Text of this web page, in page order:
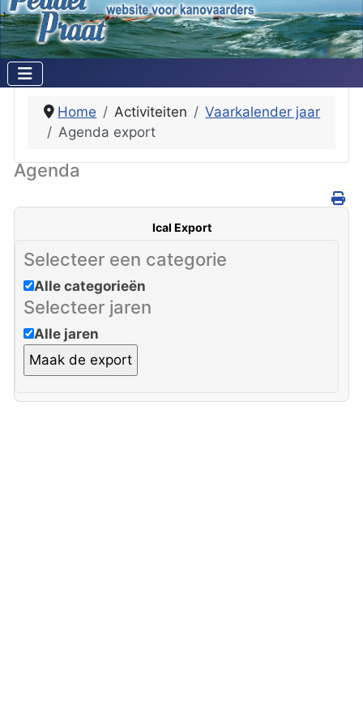
Home Activiteiten
Vaarkalender jaar
Agenda export
Agenda
Ical Export
Selecteer een categorie
Alle categorieën
Selecteer jaren
Alle jaren